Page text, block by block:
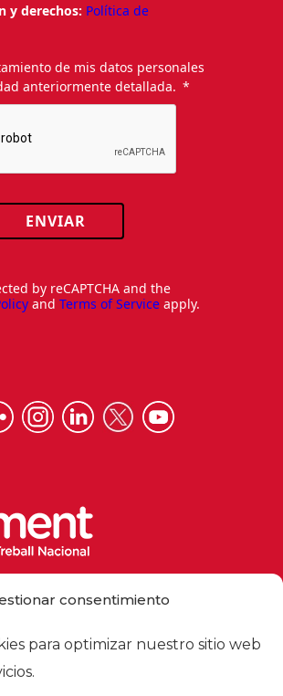
consentimiento
para optimizar nuestro sitio web
y derechos: Política de
de mis datos personales
anteriormente detallada.
ENVIAR
by reCAPTCHA and the
and Terms of Service apply.